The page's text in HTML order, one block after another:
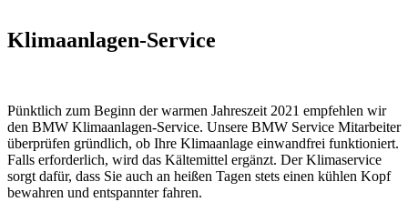
Klimaanlagen-Service
Pünktlich zum Beginn der warmen Jahreszeit 2021 empfehlen wir
den BMW Klimaanlagen-Service. Unsere BMW Service Mitarbeiter
überprüfen gründlich, ob Ihre Klimaanlage einwandfrei funktioniert.
Falls erforderlich, wird das Kältemittel ergänzt. Der Klimaservice
sorgt dafür, dass Sie auch an heißen Tagen stets einen kühlen Kopf
bewahren und entspannter fahren.